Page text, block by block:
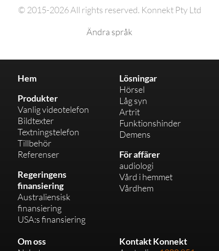
© 2015-2026 All rights reserved. Konnekt Pty Ltd
Ändra språk
Hem
Produkter
Vanlig videotelefon
Bildtexter
Textningstelefon
Tillbehör
Referenser
Regeringens
finansiering
Australiensisk
finansiering
USA:s finansiering
Lösningar
Hörsel
Låg syn
Artrit
Funktionshinder
Demens
För affärer
audiologi
Vård i hemmet
Vårdhem
Om oss
Kontakt Konnekt